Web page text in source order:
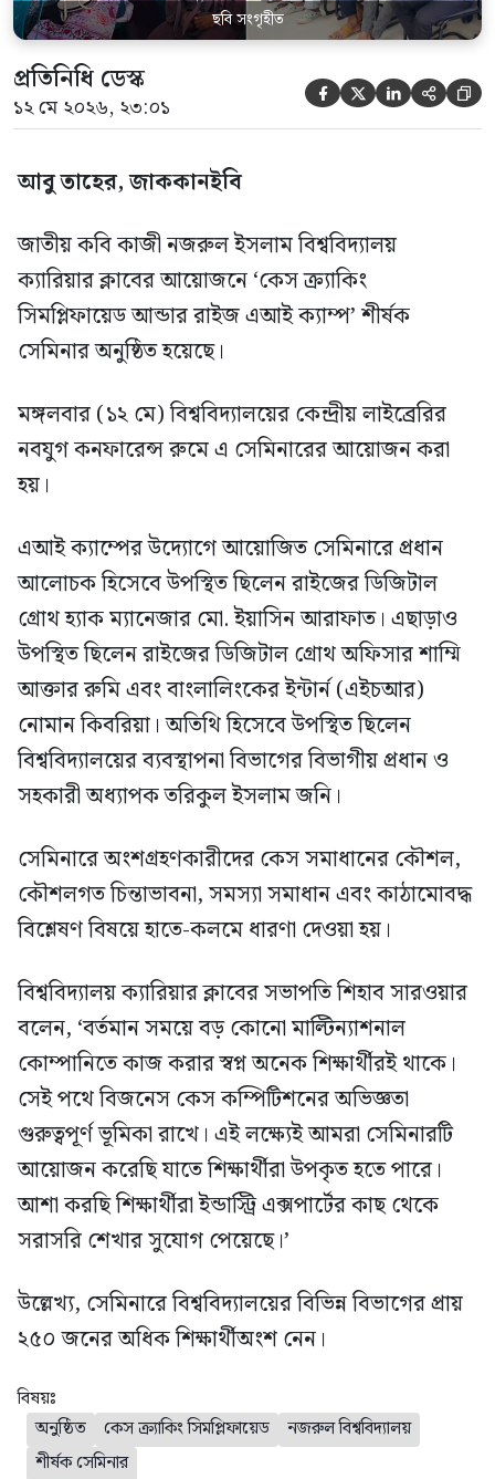
ছবি সংগৃহীত
প্রতিনিধি ডেস্ক
১২ মে ২০২৬, ২৩:০১     
আবু তাহের, জাককানইবি
জাতীয় কবি কাজী নজরুল ইসলাম বিশ্ববিদ্যালয়
ক্যারিয়ার ক্লাবের আয়োজনে ‘কেস ক্র্যাকিং
সিমপ্লিফায়েড আন্ডার রাইজ এআই ক্যাম্প’ শীর্ষক
সেমিনার অনুষ্ঠিত হয়েছে।
মঙ্গলবার (১২ মে) বিশ্ববিদ্যালয়ের কেন্দ্রীয় লাইব্রেরির
নবযুগ কনফারেন্স রুমে এ সেমিনারের আয়োজন করা
হয়।
এআই ক্যাম্পের উদ্যোগে আয়োজিত সেমিনারে প্রধান
আলোচক হিসেবে উপস্থিত ছিলেন রাইজের ডিজিটাল
গ্রোথ হ্যাক ম্যানেজার মো. ইয়াসিন আরাফাত। এছাড়াও
উপস্থিত ছিলেন রাইজের ডিজিটাল গ্রোথ অফিসার শাম্মি
আক্তার রুমি এবং বাংলালিংকের ইন্টার্ন (এইচআর)
নোমান কিবরিয়া। অতিথি হিসেবে উপস্থিত ছিলেন
বিশ্ববিদ্যালয়ের ব্যবস্থাপনা বিভাগের বিভাগীয় প্রধান ও
সহকারী অধ্যাপক তরিকুল ইসলাম জনি।
সেমিনারে অংশগ্রহণকারীদের কেস সমাধানের কৌশল,
কৌশলগত চিন্তাভাবনা, সমস্যা সমাধান এবং কাঠামোবদ্ধ
বিশ্লেষণ বিষয়ে হাতে-কলমে ধারণা দেওয়া হয়।
বিশ্ববিদ্যালয় ক্যারিয়ার ক্লাবের সভাপতি শিহাব সারওয়ার
বলেন, ‘বর্তমান সময়ে বড় কোনো মাল্টিন্যাশনাল
কোম্পানিতে কাজ করার স্বপ্ন অনেক শিক্ষার্থীরই থাকে।
সেই পথে বিজনেস কেস কম্পিটিশনের অভিজ্ঞতা
গুরুত্বপূর্ণ ভূমিকা রাখে। এই লক্ষ্যেই আমরা সেমিনারটি
আয়োজন করেছি যাতে শিক্ষার্থীরা উপকৃত হতে পারে।
আশা করছি শিক্ষার্থীরা ইন্ডাস্ট্রি এক্সপার্টের কাছ থেকে
সরাসরি শেখার সুযোগ পেয়েছে।’
উল্লেখ্য, সেমিনারে বিশ্ববিদ্যালয়ের বিভিন্ন বিভাগের প্রায়
২৫০ জনের অধিক শিক্ষার্থীঅংশ নেন।
বিষয়ঃ
অনুষ্ঠিত
কেস ক্র্যাকিং সিমপ্লিফায়েড
নজরুল বিশ্ববিদ্যালয়
শীর্ষক সেমিনার